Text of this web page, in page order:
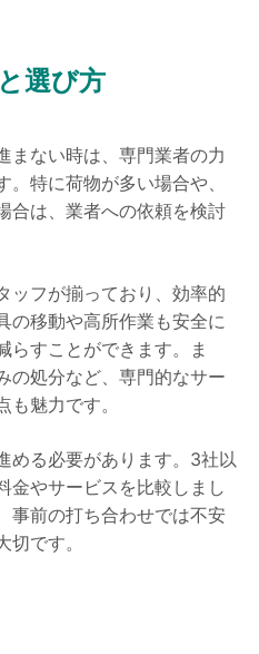
選び方
まない時は、専門業者の力
特に荷物が多い場合や、
合は、業者への依頼を検討
ッフが揃っており、効率的
の移動や高所作業も安全に
らすことができます。ま
の処分など、専門的なサー
魅力です。
める必要があります。3社以
金やサービスを比較しまし
事前の打ち合わせでは不安
です。